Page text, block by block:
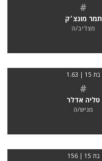
#
תמר מונצ׳ק
מצליב/ה
בת 15 | 1.63
#
טליה אדלר
מגיש/ה
בת 15 | 156